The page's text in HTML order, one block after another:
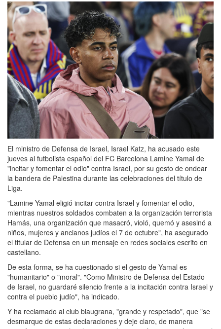
El ministro de Defensa de Israel, Israel Katz, ha acusado este
jueves al futbolista español del FC Barcelona Lamine Yamal de
"incitar y fomentar el odio" contra Israel, por su gesto de ondear
la bandera de Palestina durante las celebraciones del título de
Liga.
"Lamine Yamal eligió incitar contra Israel y fomentar el odio,
mientras nuestros soldados combaten a la organización terrorista
Hamás, una organización que masacró, violó, quemó y asesinó a
niños, mujeres y ancianos judíos el 7 de octubre", ha asegurado
el titular de Defensa en un mensaje en redes sociales escrito en
castellano.
De esta forma, se ha cuestionado si el gesto de Yamal es
"humanitario" o "moral". "Como Ministro de Defensa del Estado
de Israel, no guardaré silencio frente a la incitación contra Israel y
contra el pueblo judío", ha indicado.
Y ha reclamado al club blaugrana, "grande y respetado", que "se
desmarque de estas declaraciones y deje claro, de manera